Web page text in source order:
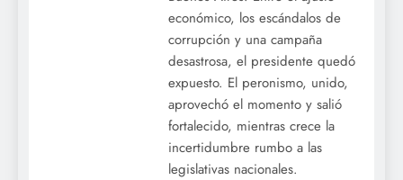
económico, los escándalos de
corrupción y una campaña
desastrosa, el presidente quedó
expuesto. El peronismo, unido,
aprovechó el momento y salió
fortalecido, mientras crece la
incertidumbre rumbo a las
legislativas nacionales.